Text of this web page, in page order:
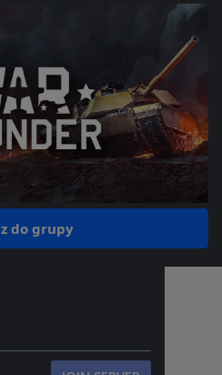
do grupy